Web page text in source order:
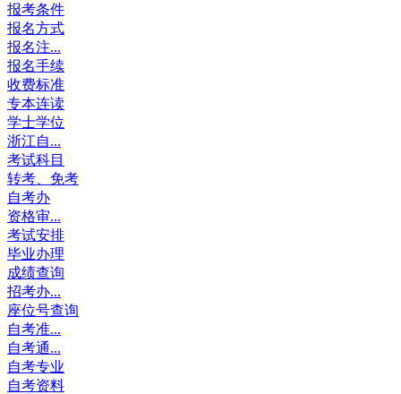
报考条件
报名方式
报名注...
报名手续
收费标准
专本连读
学士学位
浙江自...
考试科目
转考、免考
自考办
资格审...
考试安排
毕业办理
成绩查询
招考办...
座位号查询
自考准...
自考通...
自考专业
自考资料